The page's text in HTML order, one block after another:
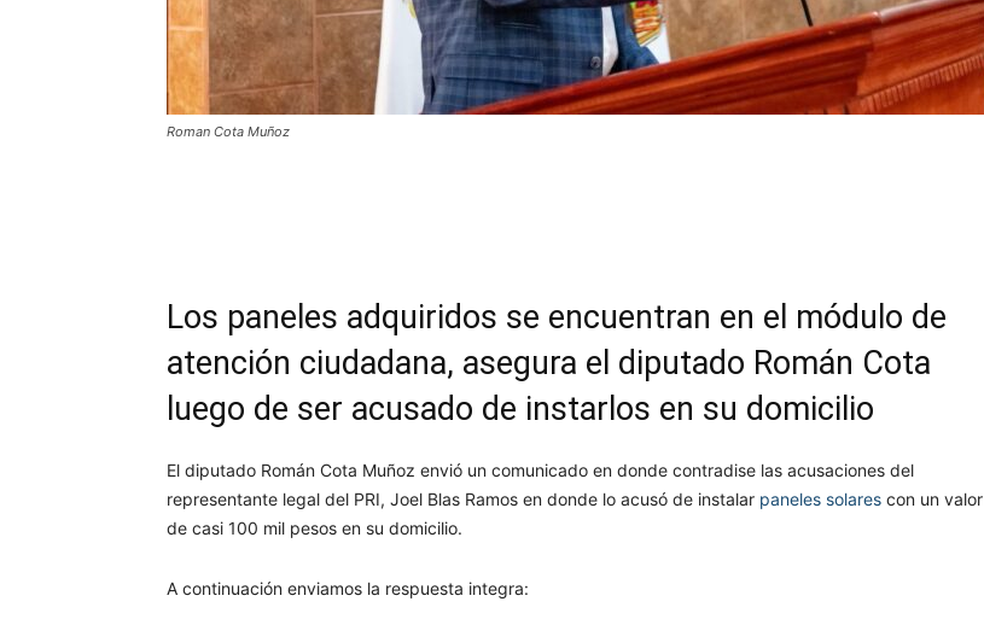
Roman Cota Muñoz
Los paneles adquiridos se encuentran en el módulo de
atención ciudadana, asegura el diputado Román Cota
luego de ser acusado de instarlos en su domicilio
El diputado Román Cota Muñoz envió un comunicado en donde contradise las acusaciones del
representante legal del PRI, Joel Blas Ramos en donde lo acusó de instalar paneles solares con un valor
de casi 100 mil pesos en su domicilio.
A continuación enviamos la respuesta integra: